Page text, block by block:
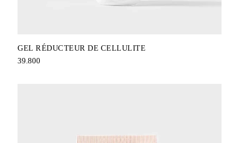
GEL RÉDUCTEUR DE CELLULITE
39.800